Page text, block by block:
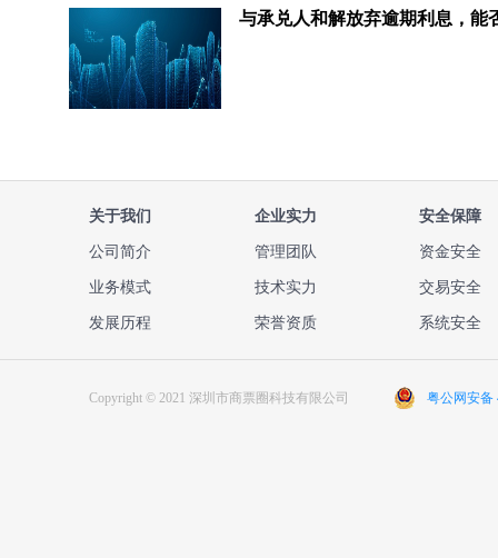
关于我们
公司简介
业务模式
发展历程
企业实力
管理团队
技术实力
荣誉资质
安全保障
资金安全
交易安全
系统安全
Copyright © 2021 深圳市商票圈科技有限公司 粤公网安备